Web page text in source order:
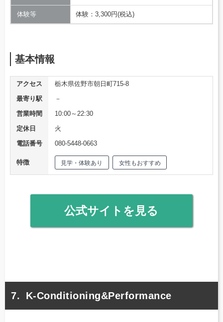
体験等 体験：3,300円(税込)
基本情報
アクセス
栃木県佐野市朝日町715-8
最寄り駅
－
営業時間
10:00～22:30
定休日
火
電話番号
080-5448-0663
特徴 見学・体験あり 女性もおすすめ
公式サイトを見る
K-Conditioning&Performance